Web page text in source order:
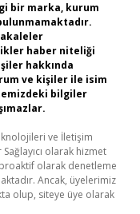
bir marka, kurum
haber niteliği
hakkında
ve kişiler ile isim
bilgiler
ve İletişim
olarak hizmet
olarak denetleme
Ancak, üyelerimiz
olup, siteye üye olarak